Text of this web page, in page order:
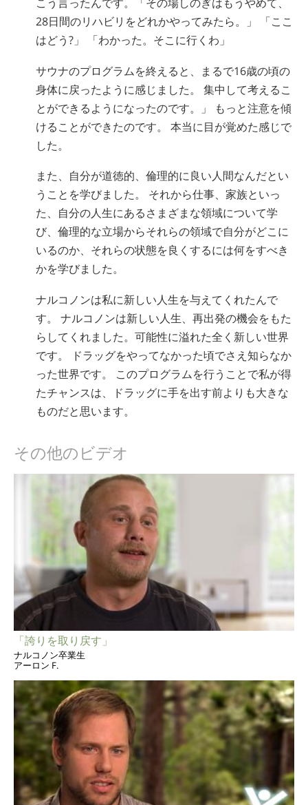
28日間のリハビリをどれかやってみたら。」 「ここ
はどう?」 「わかった。そこに行くわ」
サウナのプログラムを終えると、まるで16歳の頃の
身体に戻ったように感じました。 集中して考えるこ
とができるようになったのです。」 もっと注意を傾
けることができたのです。 本当に目が覚めた感じで
した。
また、自分が道徳的、倫理的に良い人間なんだとい
うことを学びました。 それから仕事、家族といっ
た、自分の人生にあるさまざまな領域について学
び、倫理的な立場からそれらの領域で自分がどこに
いるのか、それらの状態を良くするには何をすべき
かを学びました。
ナルコノンは私に新しい人生を与えてくれたんで
す。 ナルコノンは新しい人生、再出発の機会をもた
らしてくれました。可能性に溢れた全く新しい世界
です。 ドラッグをやってなかった頃でさえ知らなか
った世界です。 このプログラムを行うことで私が得
たチャンスは、ドラッグに手を出す前よりも大きな
ものだと思います。
その他のビデオ
「誇りを取り戻す」
ナルコノン卒業生
アーロン F.